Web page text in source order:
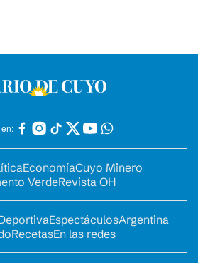
EconomíaCuyo Minero
VerdeRevista OH
EspectáculosArgentina
RecetasEn las redes